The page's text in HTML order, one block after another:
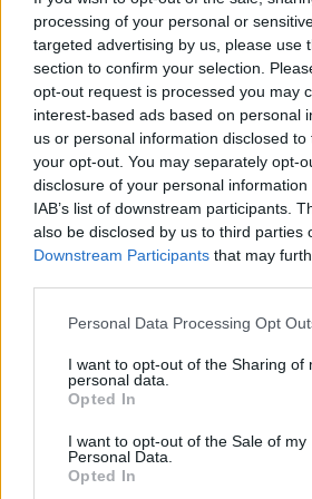
processing of your personal or
targeted advertising by us, please use
section to confirm your selection.
opt-out request is processed you may
interest-based ads based on personal
us or personal information disclosed
your opt-out. You may separately opt-
disclosure of your personal
IAB’s list of downstream participants.
also be disclosed by us to third parties
Downstream Participants that may
Please note that this website/app uses
not limited to your visit or usage
grant or deny consent to Google and
use your data for below specified
consent section.
Personal Data Processing Opt
I want to opt-out of the Sharing of
personal data.
Opted In
I want to opt-out of the Sale of my
Personal Data.
Opted In
Hardver| 2016.05.31 15:30
128 GB-os a
memóriakitje
Hardver | 2016.01.29 19:03
Még gyorsabb
a G.Skilltől
Hardver| 2015.12.21 11:02
Állítható a
lézeregere
Itt a G.Skill két
mechanikus
Még nem láttál